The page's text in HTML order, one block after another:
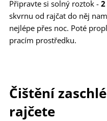
Připravte si solný roztok -
skvrnu od rajčat do něj
nejlépe přes noc. Poté
pracím prostředku.
Čištění
rajčete